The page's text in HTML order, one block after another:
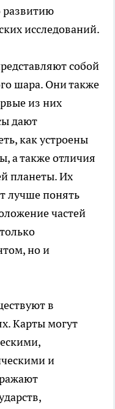
развитию
исследований.
собой
шара. Они также
из них
дают
как устроены
а также отличия
планеты. Их
лучше понять
частей
но и
в
Карты могут
и